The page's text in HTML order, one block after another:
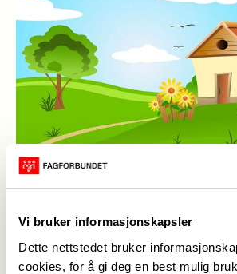
Vi bruker informasjonskapsler
Dette nettstedet bruker
cookies, for å gi deg en best mulig
5. mai